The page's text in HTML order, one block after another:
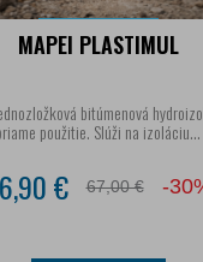
MAPEI PLASTIMUL
bitúmenová
použitie. Slúži na izoláciu...
€ 67,00 € -